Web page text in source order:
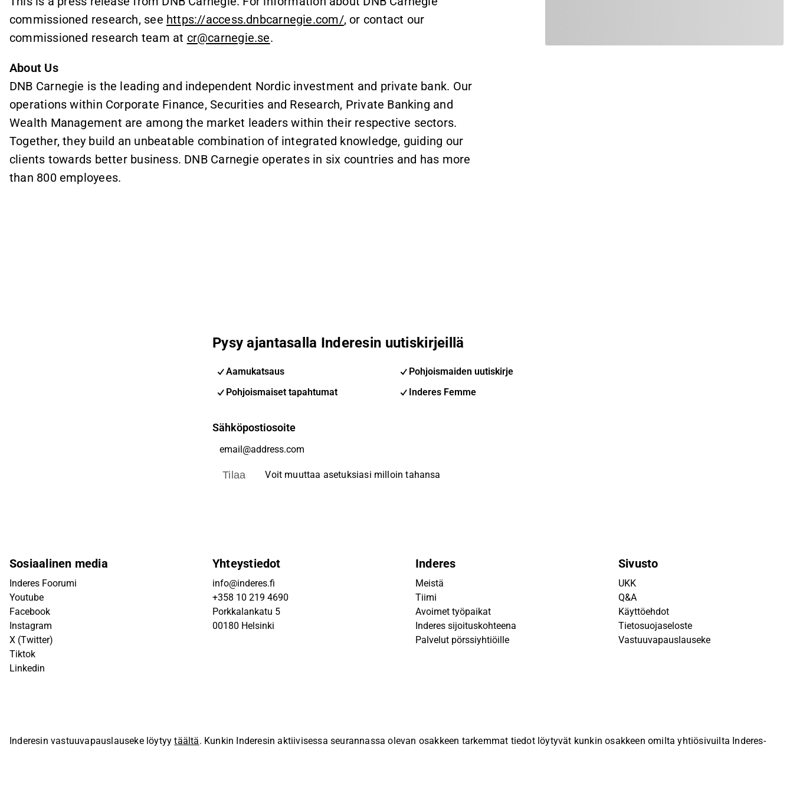
commissioned research, see https://access.dnbcarnegie.com/, or contact our
commissioned research team at cr@carnegie.se.
About Us
DNB Carnegie is the leading and independent Nordic investment and private bank. Our
operations within Corporate Finance, Securities and Research, Private Banking and
Wealth Management are among the market leaders within their respective sectors.
Together, they build an unbeatable combination of integrated knowledge, guiding our
clients towards better business. DNB Carnegie operates in six countries and has more
than 800 employees.
Pysy ajantasalla Inderesin uutiskirjeillä
Aamukatsaus
Pohjoismaiden uutiskirje
Pohjoismaiset tapahtumat
Inderes Femme
Sähköpostiosoite
Tilaa Voit muuttaa asetuksiasi milloin tahansa
Sosiaalinen media
Inderes Foorumi
Youtube
Facebook
Instagram
X (Twitter)
Tiktok
Linkedin
Yhteystiedot
info@inderes.fi
+358 10 219 4690
Porkkalankatu 5
00180 Helsinki
Inderes
Meistä
Tiimi
Avoimet työpaikat
Inderes sijoituskohteena
Palvelut pörssiyhtiöille
Sivusto
UKK
Q&A
Käyttöehdot
Tietosuojaseloste
Vastuuvapauslauseke
Inderesin vastuuvapauslauseke löytyytäältä. Kunkin Inderesin aktiivisessa seurannassa olevan osakkeen tarkemmat tiedot löytyvät kunkin osakkeen omilta yhtiösivuilta Inderes-